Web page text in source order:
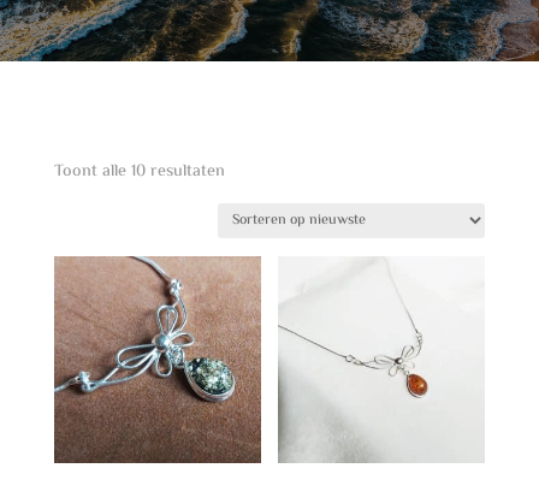
Toont alle 10 resultatenGesorteerd
nieuwste